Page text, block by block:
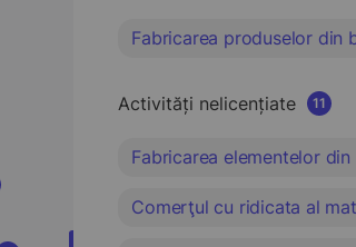
Fabricarea produselor din
Activități nelicențiate 11
Fabricarea elementelor
Comerţul cu ridicata al